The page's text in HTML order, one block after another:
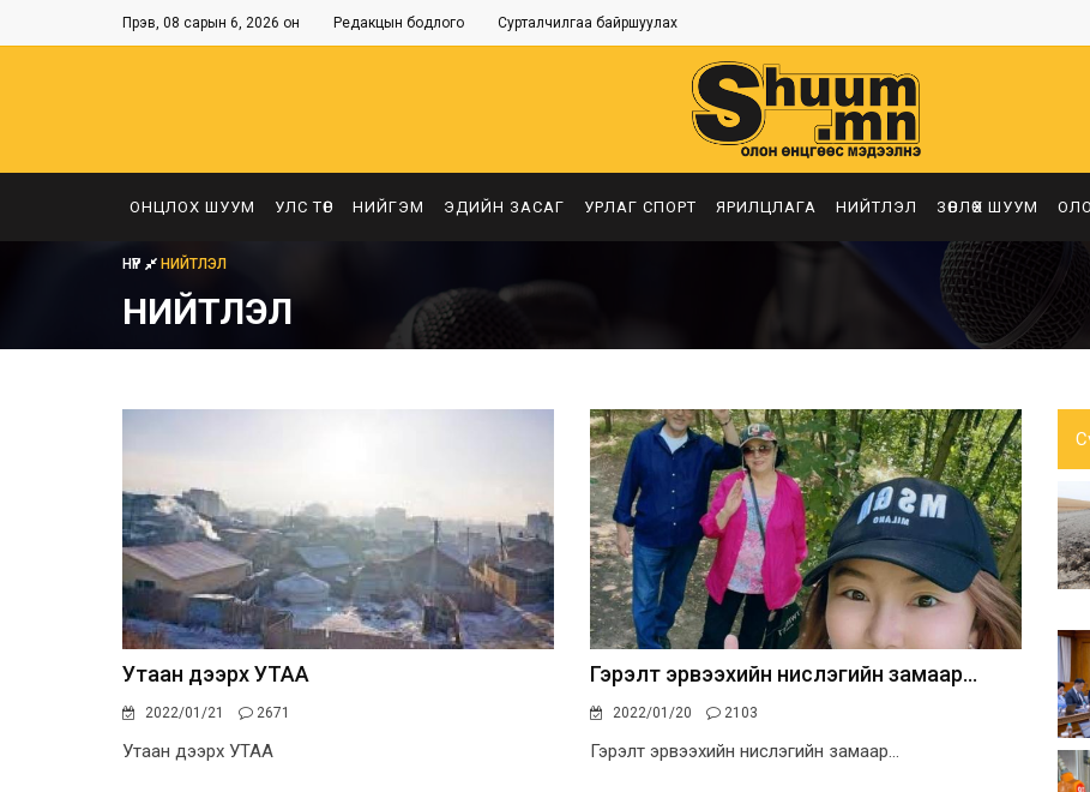
Пүрэв, 08 сарын 6, 2026 он Редакцын бодлого Сурталчилгаа байршуулах
ОНЦЛОХ ШУУМ УЛС ТӨР НИЙГЭМ ЭДИЙН ЗАСАГ УРЛАГ СПОРТ ЯРИЛЦЛАГА НИЙТЛЭЛ ЗӨВЛӨХ ШУУМ
НҮҮР НИЙТЛЭЛ
НИЙТЛЭЛ
Утаан дээрх УТАА
2022/01/21 2671
Утаан дээрх УТАА
Гэрэлт эрвээхийн нислэгийн замаар...
2022/01/20 2103
Гэрэлт эрвээхийн нислэгийн замаар...